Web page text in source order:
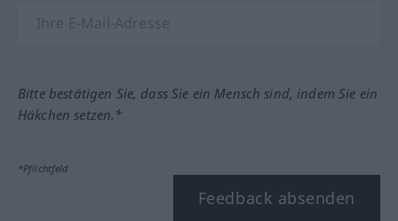
Bitte bestätigen Sie, dass Sie ein Mensch sind, indem Sie ein
Häkchen setzen.*
*Pflichtfeld
Feedback absenden